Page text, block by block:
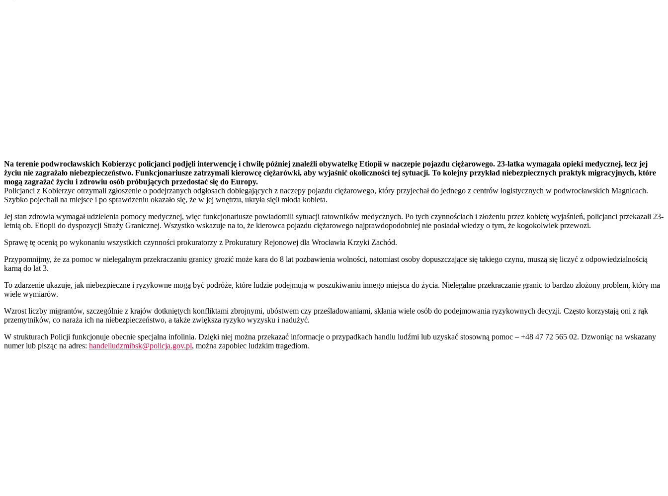
Na terenie podwrocławskich Kobierzyc policjanci podjęli interwencję i chwilę później znaleźli obywatelkę Etiopii w naczepie pojazdu ciężarowego. 23-latka wymagała opieki medycznej, lecz jej
życiu nie zagrażało niebezpieczeństwo. Funkcjonariusze zatrzymali kierowcę ciężarówki, aby wyjaśnić okoliczności tej sytuacji. To kolejny przykład niebezpiecznych praktyk migracyjnych, które
mogą zagrażać życiu i zdrowiu osób próbujących przedostać się do Europy.
Policjanci z Kobierzyc otrzymali zgłoszenie o podejrzanych odgłosach dobiegających z naczepy pojazdu ciężarowego, który przyjechał do jednego z centrów logistycznych w podwrocławskich Magnicach.
Szybko pojechali na miejsce i po sprawdzeniu okazało się, że w jej wnętrzu, ukryła się0 młoda kobieta.
Jej stan zdrowia wymagał udzielenia pomocy medycznej, więc funkcjonariusze powiadomili sytuacji ratowników medycznych. Po tych czynnościach i złożeniu przez kobietę wyjaśnień, policjanci przekazali 23-
letnią ob. Etiopii do dyspozycji Straży Granicznej. Wszystko wskazuje na to, że kierowca pojazdu ciężarowego najprawdopodobniej nie posiadał wiedzy o tym, że kogokolwiek przewozi.
Sprawę tę ocenią po wykonaniu wszystkich czynności prokuratorzy z Prokuratury Rejonowej dla Wrocławia Krzyki Zachód.
Przypomnijmy, że za pomoc w nielegalnym przekraczaniu granicy grozić może kara do 8 lat pozbawienia wolności, natomiast osoby dopuszczające się takiego czynu, muszą się liczyć z odpowiedzialnością
karną do lat 3.
To zdarzenie ukazuje, jak niebezpieczne i ryzykowne mogą być podróże, które ludzie podejmują w poszukiwaniu innego miejsca do życia. Nielegalne przekraczanie granic to bardzo złożony problem, który ma
wiele wymiarów.
Wzrost liczby migrantów, szczególnie z krajów dotkniętych konfliktami zbrojnymi, ubóstwem czy prześladowaniami, skłania wiele osób do podejmowania ryzykownych decyzji. Często korzystają oni z rąk
przemytników, co naraża ich na niebezpieczeństwo, a także zwiększa ryzyko wyzysku i nadużyć.
W strukturach Policji funkcjonuje obecnie specjalna infolinia. Dzięki niej można przekazać informacje o przypadkach handlu ludźmi lub uzyskać stosowną pomoc – +48 47 72 565 02. Dzwoniąc na wskazany
numer lub pisząc na adres: handelludzmibsk@policja.gov.pl, można zapobiec ludzkim tragediom.